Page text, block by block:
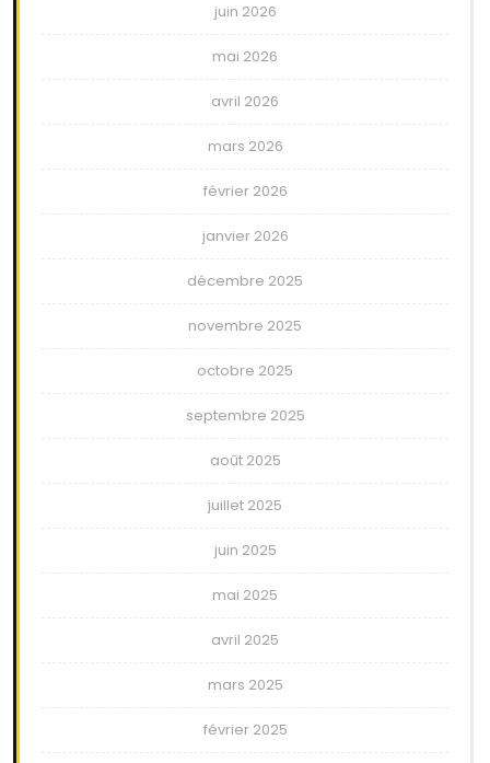
juin 2026
mai 2026
avril 2026
mars 2026
février 2026
janvier 2026
décembre 2025
novembre 2025
octobre 2025
septembre 2025
août 2025
juillet 2025
juin 2025
mai 2025
avril 2025
mars 2025
février 2025